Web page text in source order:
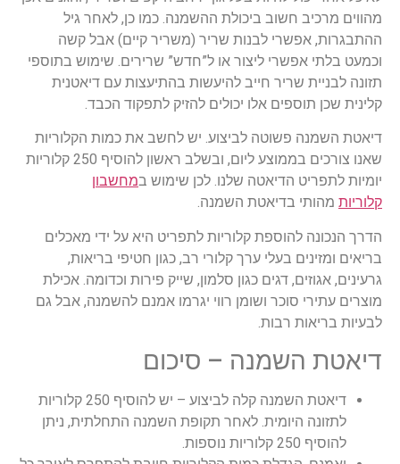
מהווים מרכיב חשוב ביכולת ההשמנה. כמו כן, לאחר גיל
ההתבגרות, אפשרי לבנות שריר (משריר קיים) אבל קשה
וכמעט בלתי אפשרי ליצור או ל”חדש” שרירים. שימוש בתוספי
תזונה לבניית שריר חייב להיעשות בהתיעצות עם דיאטנית
קלינית שכן תוספים אלו יכולים להזיק לתפקוד הכבד.
דיאטת השמנה פשוטה לביצוע. יש לחשב את כמות הקלוריות
שאנו צורכים בממוצע ליום, ובשלב ראשון להוסיף 250 קלוריות
יומיות לתפריט הדיאטה שלנו. לכן שימוש במחשבון
קלוריות מהותי בדיאטת השמנה.
הדרך הנכונה להוספת קלוריות לתפריט היא על ידי מאכלים
בריאים ומזינים בעלי ערך קלורי רב, כגון חטיפי בריאות,
גרעינים, אגוזים, דגים כגון סלמון, שייק פירות וכדומה. אכילת
מוצרים עתירי סוכר ושומן רווי יגרמו אמנם להשמנה, אבל גם
לבעיות בריאות רבות.
דיאטת השמנה – סיכום
דיאטת השמנה קלה לביצוע – יש להוסיף 250 קלוריות
לתזונה היומית. לאחר תקופת השמנה התחלתית, ניתן
להוסיף 250 קלוריות נוספות.